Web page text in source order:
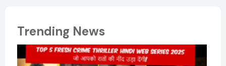
Trending News